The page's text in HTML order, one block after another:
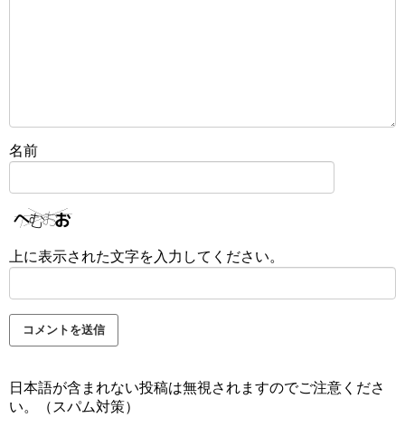
名前
上に表示された文字を入力してください。
日本語が含まれない投稿は無視されますのでご注意くださ
い。（スパム対策）